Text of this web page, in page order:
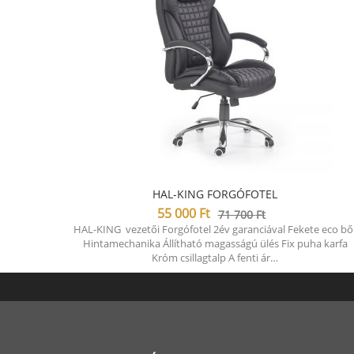
HAL-KING FORGÓFOTEL
71 700Ft
55 000 Ft
HAL-KING vezetői Forgófotel 2év garanciával Fekete eco
Hintamechanika Állítható magasságú ülés Fix puha karfa
Króm csillagtalp A fenti ár…